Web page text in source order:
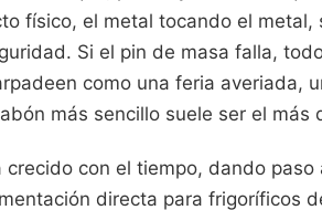
físico, el metal tocando el metal,
Si el pin de masa falla,
como una feria averiada,
más sencillo suele ser el más
con el tiempo, dando paso
directa para frigoríficos